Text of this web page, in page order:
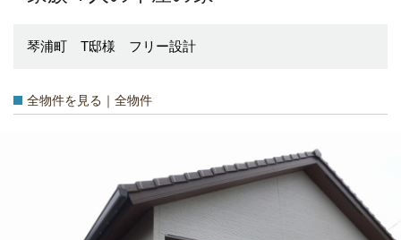
琴浦町 T邸様 フリー設計
全物件を見る｜全物件